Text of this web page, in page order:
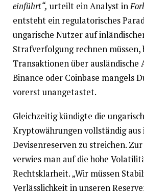
einführt“, urteilt ein Analyst in
entsteht ein regulatorisches
ungarische Nutzer auf
Strafverfolgung rechnen müssen,
Transaktionen über ausländische
Binance oder Coinbase mangels
vorerst unangetastet.
Gleichzeitig kündigte die
Kryptowährungen vollständig aus
Devisenreserven zu streichen.
verwies man auf die hohe
Rechtsklarheit. „Wir müssen
Verlässlichkeit in unseren